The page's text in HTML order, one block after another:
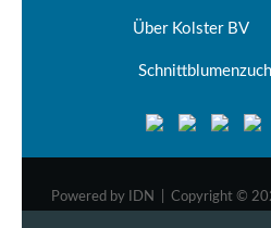
Über Kolster BV
Powered by IDN | Copyright ©